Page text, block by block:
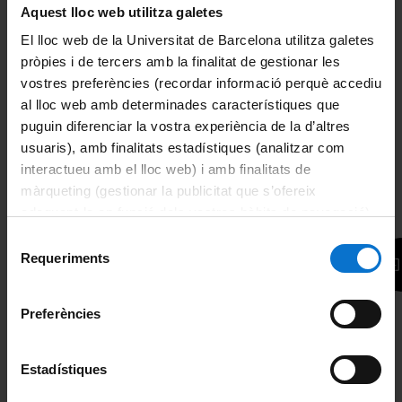
Aquest lloc web utilitza galetes
El lloc web de la Universitat de Barcelona utilitza galetes
pròpies i de tercers amb la finalitat de gestionar les
vostres preferències (recordar informació perquè accediu
al lloc web amb determinades característiques que
puguin diferenciar la vostra experiència de la d’altres
usuaris), amb finalitats estadístiques (analitzar com
interactueu amb el lloc web) i amb finalitats de
màrqueting (gestionar la publicitat que s’ofereix
consultar laPolítica de galetes del lloc web de la
Requeriments
Preferències
Estadístiques
Más información
Nombre: *
Correo electrónico: *
Derecho de información relativo al tratamiento de los datos
(1) La responsable del tratamiento de los datos personales es la
Secretaría General de la Universidad de Barcelona. (2) La
finalidad del tratamiento es gestionar la consulta y, si das tu